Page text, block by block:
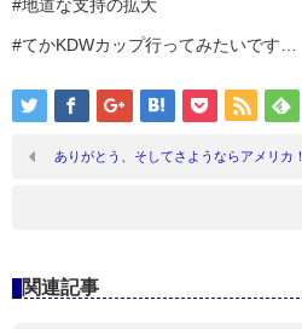
#地道な支持の拡大
#てかKDWカップ行ってみたいです…
ありがとう、そしてさようならアメリカ！
関連記事